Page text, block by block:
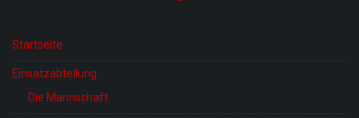
Startseite
Einsatzabteilung
Die Mannschaft